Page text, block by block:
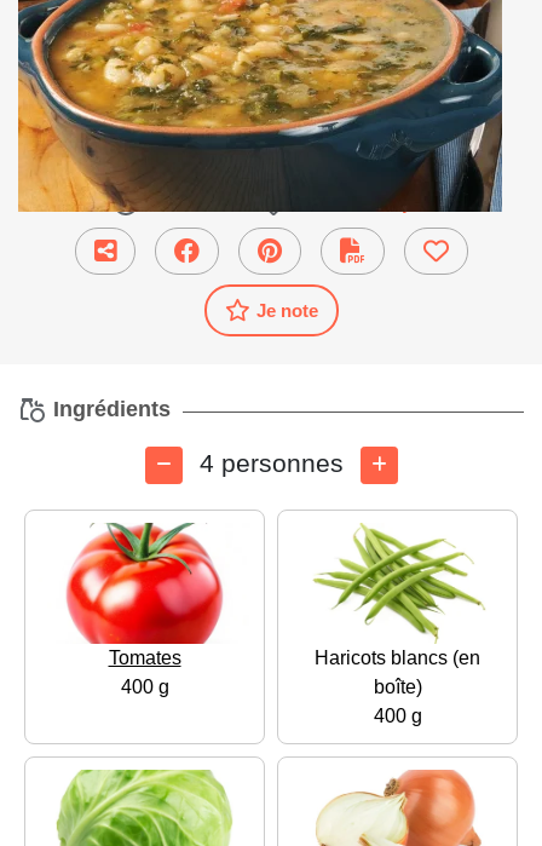
60 min Plat Principal
Je note
Ingrédients
4 personnes
Tomates
400 g
Haricots blancs (en
boîte)
400 g